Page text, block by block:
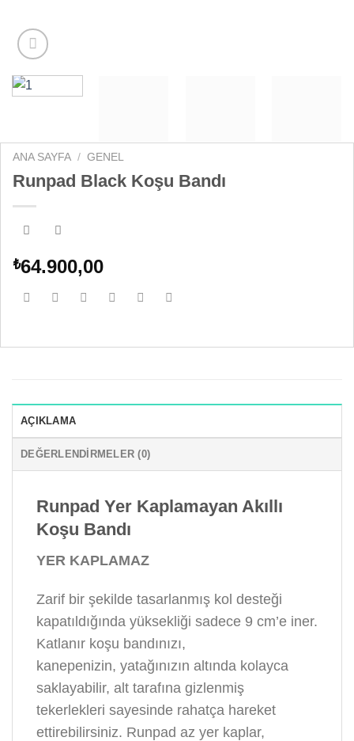
ANA SAYFA / GENEL
Runpad Black Koşu Bandı
₺64.900,00
AÇIKLAMA
DEĞERLENDIRMELER (0)
Runpad Yer Kaplamayan Akıllı
Koşu Bandı
YER KAPLAMAZ
Zarif bir şekilde tasarlanmış kol desteği
kapatıldığında yüksekliği sadece 9 cm’e iner.
Katlanır koşu bandınızı,
kanepenizin, yatağınızın altında kolayca
saklayabilir, alt tarafına gizlenmiş
tekerlekleri sayesinde rahatça hareket
ettirebilirsiniz. Runpad az yer kaplar,